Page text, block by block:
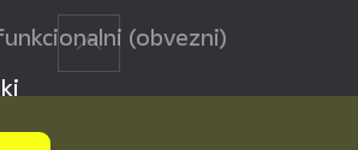
(obvezni)